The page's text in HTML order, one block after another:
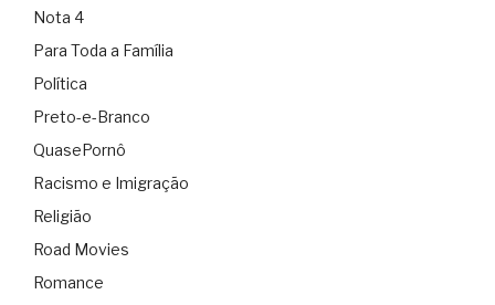
Nota 4
Para Toda a Família
Política
Preto-e-Branco
QuasePornô
Racismo e Imigração
Religião
Road Movies
Romance